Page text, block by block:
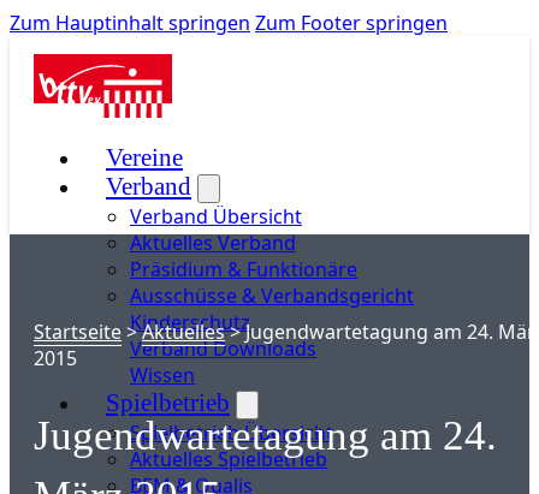
Zum Hauptinhalt springen Zum Footer springen
Vereine
Verband
Verband Übersicht
Aktuelles Verband
Präsidium & Funktionäre
Ausschüsse & Verbandsgericht
Kinderschutz
Verband Downloads
Wissen
Spielbetrieb
Spielbetrieb Übersicht
Aktuelles Spielbetrieb
BEM & Qualis
Startseite>Aktuelles>Jugendwartetagung am 24.
2015
Jugendwartetagung am 24.